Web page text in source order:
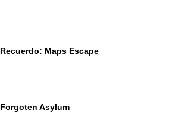
Recuerdo: Maps Escape
Forgoten Asylum